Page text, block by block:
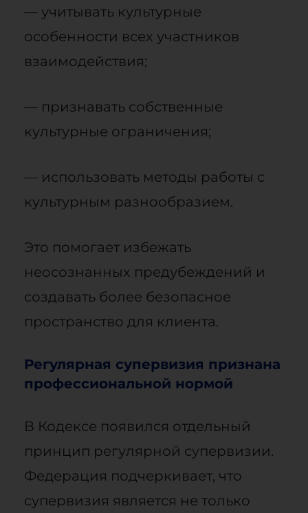
— учитывать культурные
особенности всех участников
взаимодействия;
— признавать собственные
культурные ограничения;
— использовать методы работы с
культурным разнообразием.
Это помогает избежать
неосознанных предубеждений и
создавать более безопасное
пространство для клиента.
Регулярная супервизия признана
профессиональной нормой
В Кодексе появился отдельный
принцип регулярной супервизии.
Федерация подчеркивает, что
супервизия является не только